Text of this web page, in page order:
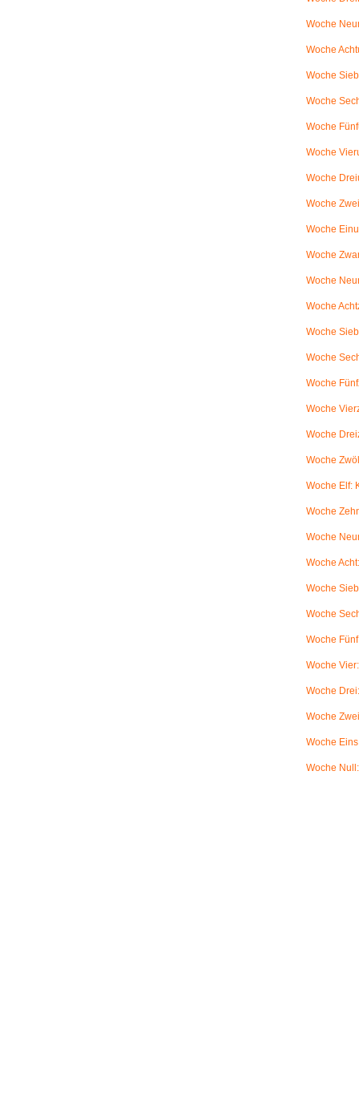
Woche
Woche
Woche
Woche
Woche
Woche
Woche
Woche
Woche
Woche
Woche
Woche
Woche
Woche
Woche
Woche
Woche
Woche
Woche Elf:
Woche
Woche
Woche
Woche
Woche
Woche
Woche
Woche
Woche
Woche
Woche